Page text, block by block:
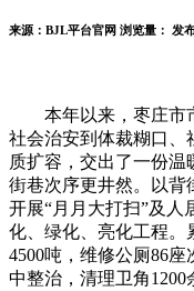
来源：BJL平台官网 浏览量： 发
本年以来，枣庄市市
社会治安到体裁糊口、
质扩容，交出了一份温
街巷次序更井然。以背
开展“月月大打扫”及人
化、绿化、亮化工程。
4500吨，维修公厕86
中整治，清理卫角